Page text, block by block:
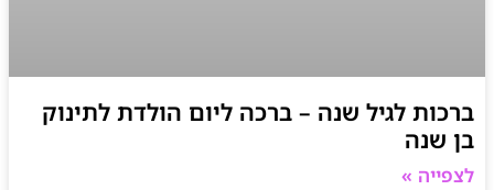
ברכות לגיל שנה – ברכה ליום הולדת לתינוק
בן שנה
לצפייה »